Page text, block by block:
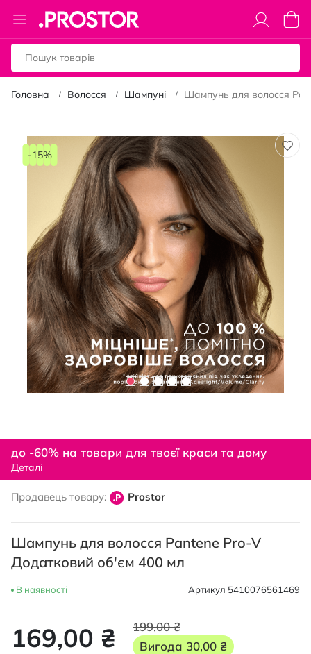
Toggle
Nav
Кошик
Головна Волосся Шампуні Шампунь для волосся
Перейти
кінця
-15%
початку
галереї
до -60% на товари для твоєї краси та дому
Деталі
Продавець товару: Prostor
Шампунь для волосся Pantene Pro-V
Додатковий об'єм 400 мл
В наявності Артикул 5410076561469
169,00 ₴
199,00 ₴
Вигода 30,00 ₴